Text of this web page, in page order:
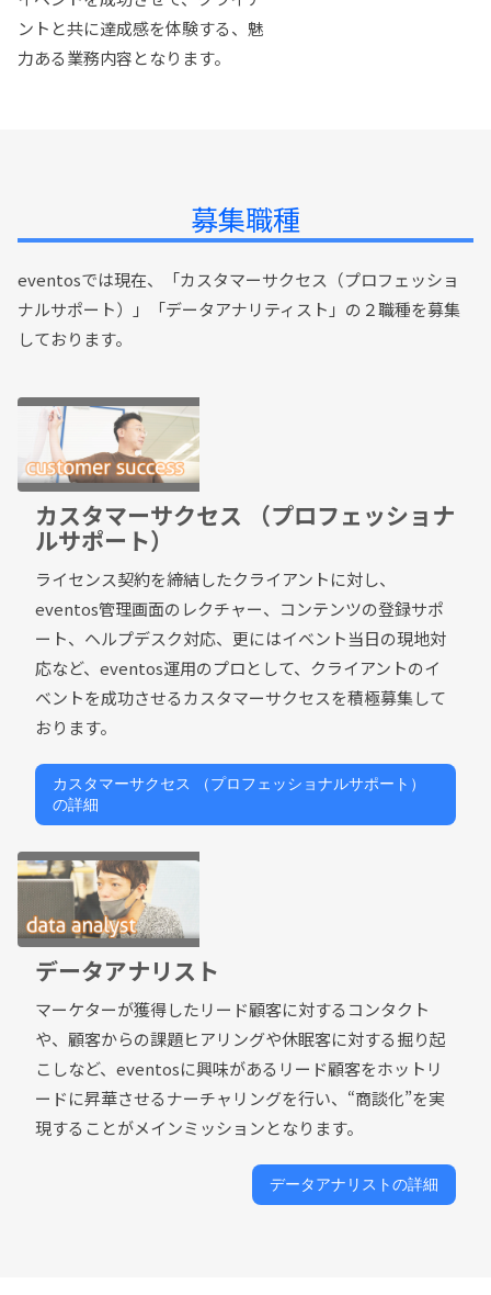
ントと共に達成感を体験する、魅
力ある業務内容となります。
募集職種
eventosでは現在、「カスタマーサクセス（プロフェッショ
ナルサポート）」「データアナリティスト」の２職種を募集
しております。
カスタマーサクセス （プロフェッショナ
ルサポート）
ライセンス契約を締結したクライアントに対し、
eventos管理画面のレクチャー、コンテンツの登録サポ
ート、ヘルプデスク対応、更にはイベント当日の現地対
応など、eventos運用のプロとして、クライアントのイ
ベントを成功させるカスタマーサクセスを積極募集して
おります。
カスタマーサクセス （プロフェッショナルサポート）
の詳細
データアナリスト
マーケターが獲得したリード顧客に対するコンタクト
や、顧客からの課題ヒアリングや休眠客に対する掘り起
こしなど、eventosに興味があるリード顧客をホットリ
ードに昇華させるナーチャリングを行い、“商談化”を実
現することがメインミッションとなります。
データアナリストの詳細